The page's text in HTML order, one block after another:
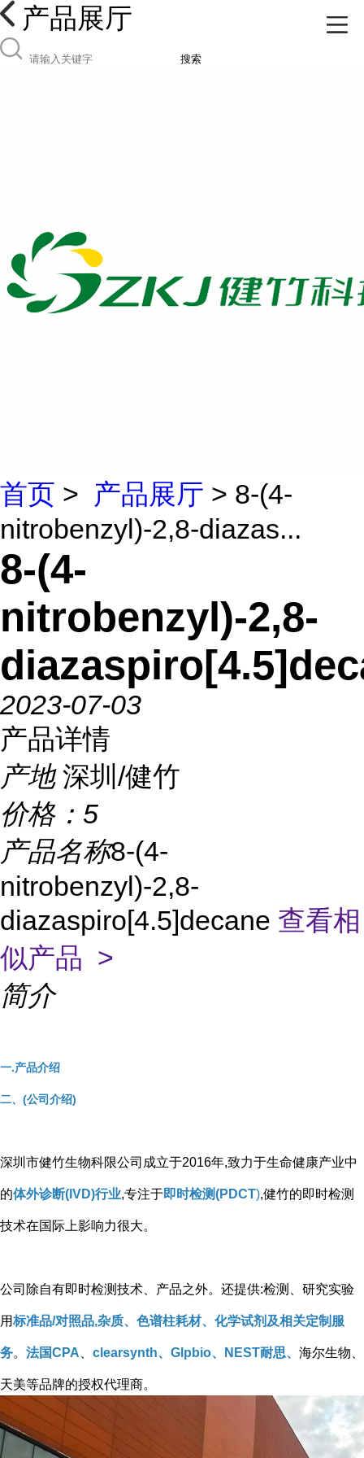
产品展厅
搜索
首页 > 产品展厅 > 8-(4-
nitrobenzyl)-2,8-diazas...
8-(4-
nitrobenzyl)-2,8-
2023-07-03
产品详情
产地 深圳/健竹
价格： 5
产品名称8-(4-
nitrobenzyl)-2,8-
diazaspiro[4.5]decane 查看相
似产品 >
简介
一.产品介绍
二、(公司介绍)
深圳市健竹生物科限公司成立于2016年,致力于生命健康产业中
的体外诊断(IVD)行业,专注于即时检测(PDCT),健竹的即时检测
技术在国际上影响力很大。
公司除自有即时检测技术、产品之外。还提供:检测、研究实验
用标准品/对照品,杂质、色谱柱耗材、化学试剂及相关定制服
务。 法国CPA clearsynth、Glpbio、NEST耐思、 海尔生物、
天美等品牌的授权代理商。